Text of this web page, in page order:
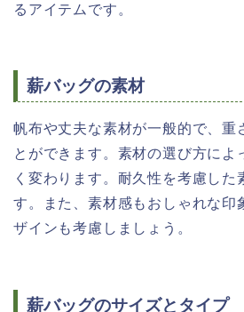
るアイテムです。
薪バッグの素材
帆布や丈夫な素材が一般的で、重
とができます。素材の選び方によ
く変わります。耐久性を考慮した
す。また、素材感もおしゃれな印
ザインも考慮しましょう。
薪バッグのサイズとタイプ